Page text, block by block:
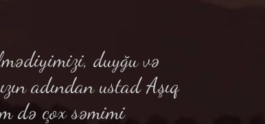
duyğu və
adından ustad Aşıq
də çox səmimi